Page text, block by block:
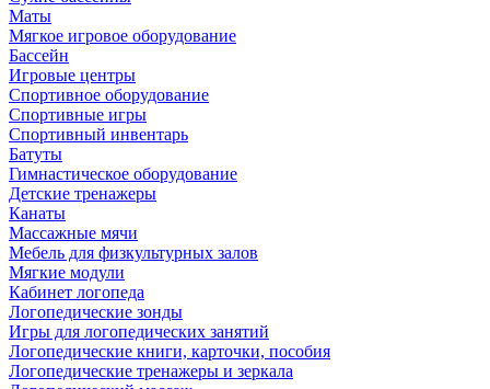
Маты
Мягкое игровое оборудование
Бассейн
Игровые центры
Спортивное оборудование
Спортивные игры
Спортивный инвентарь
Батуты
Гимнастическое оборудование
Детские тренажеры
Канаты
Массажные мячи
Мебель для физкультурных залов
Мягкие модули
Кабинет логопеда
Логопедические зонды
Игры для логопедических занятий
Логопедические книги, карточки, пособия
Логопедические тренажеры и зеркала